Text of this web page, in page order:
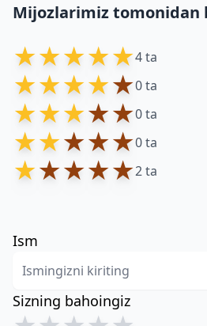
Mijozlarimiz tomonidan
★★★★★4 ta
★★★★★0 ta
★★★★★0 ta
★★★★★0 ta
★★★★★2 ta
Ism
Sizning bahoingiz